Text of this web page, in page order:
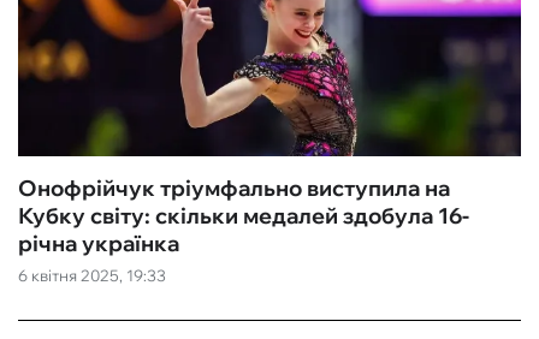
6 квітня 2025, 19:33
Онофрійчук тріумфально виступила на
Кубку світу: скільки медалей здобула 16-
річна українка